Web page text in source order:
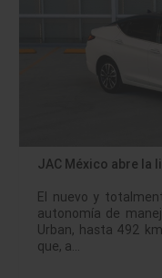
JAC México abre la
El nuevo y
autonomía de
Urban, hasta 492
que, a…